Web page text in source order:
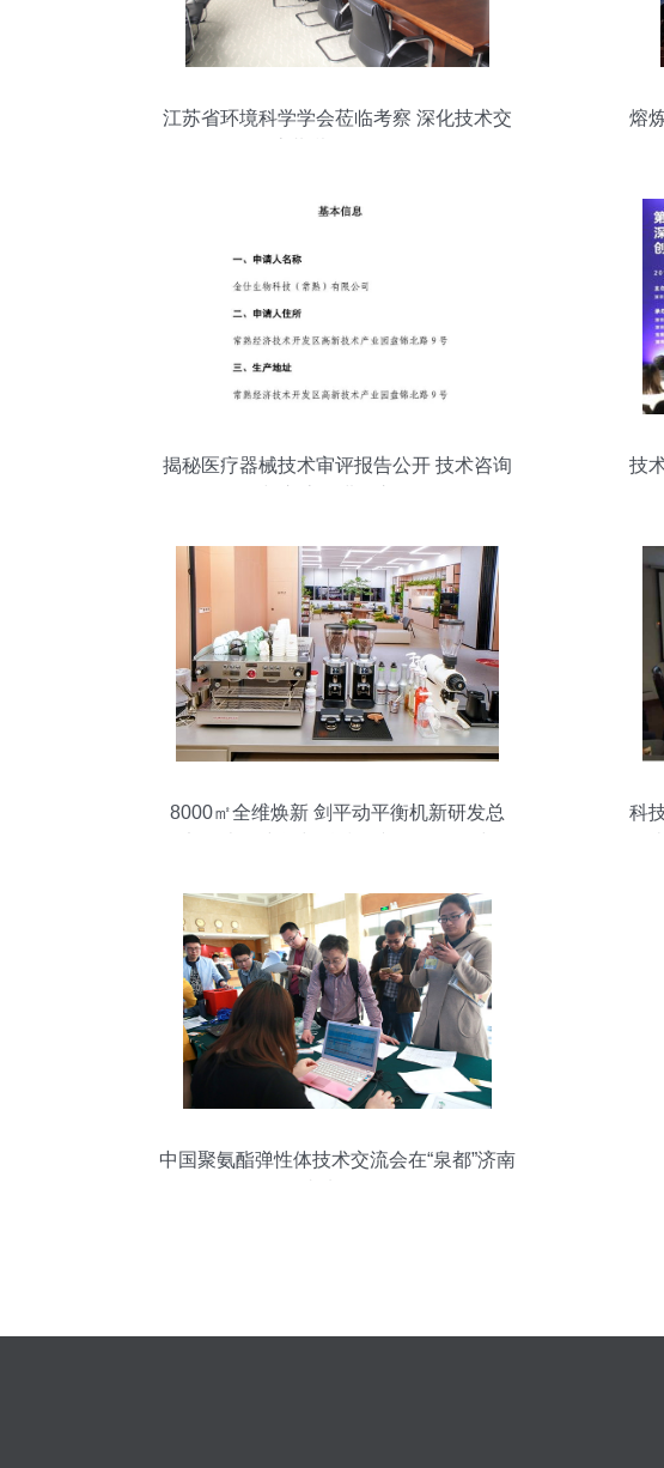
江苏省环境科学学会莅临考察 深化技术交
熔
揭秘医疗器械技术审评报告公开 技术咨询
技
8000㎡全维焕新 剑平动平衡机新研发总
科
中国聚氨酯弹性体技术交流会在“泉都”济南